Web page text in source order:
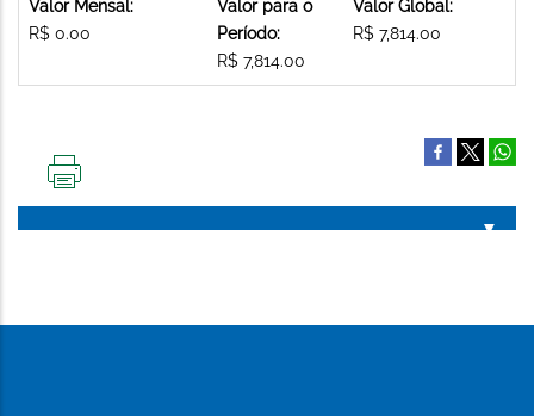
Valor Mensal:
R$ 0.00
Valor para o
Período:
R$ 7,814.00
Valor Global:
R$ 7,814.00
PÁGINA